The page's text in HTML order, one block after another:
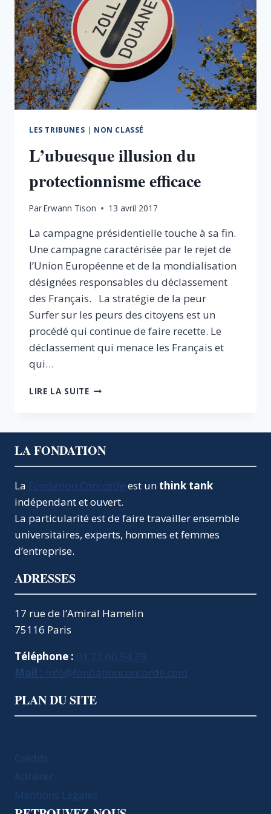
LES TRIBUNES | NON CLASSÉ
L’ubuesque illusion du
protectionnisme efficace
ParErwann Tison 13 avril 2017
La campagne présidentielle touche à sa fin.
Une campagne caractérisée par le rejet de
l’Union Européenne et de la mondialisation
désignées responsables du déclassement
des Français. La stratégie de la peur
Surfer sur les peurs des citoyens est un
procédé qui continue de faire recette. Le
déclassement qui menace les Français et
qui…
LIRE LA SUITEL’UBUESQUE
LA FONDATION
La Fondation Concorde est un think tank
indépendant et ouvert.
La particularité est de faire travailler ensemble
universitaires, experts, hommes et femmes
d’entreprise.
ADRESSES
17 rue de l’Amiral Hamelin
75116 Paris
Téléphone : 01.72.60.54.39
Mail : info@fondationconcorde.com
PLAN DU SITE
Crédits
Adhérer
Mentions Légales